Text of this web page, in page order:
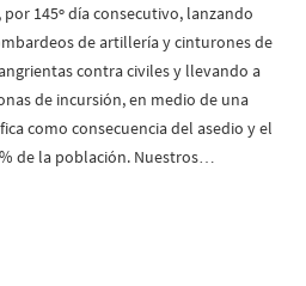
145º día consecutivo, lanzando
de artillería y cinturones de
contra civiles y llevando a
de incursión, en medio de una
como consecuencia del asedio y el
de la población. Nuestros…